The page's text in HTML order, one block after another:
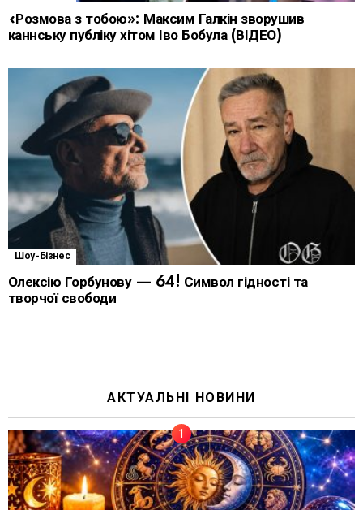
«Розмова з тобою»: Максим Галкін зворушив
каннську публіку хітом Іво Бобула (ВІДЕО)
Шоу-Бізнес
Олексію Горбунову — 64! Символ гідності та
творчої свободи
АКТУАЛЬНІ НОВИНИ